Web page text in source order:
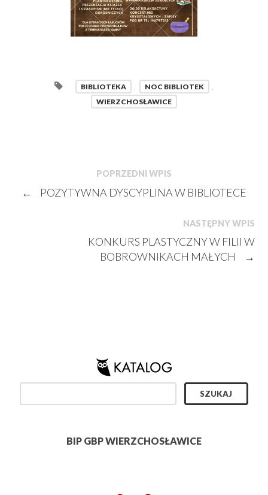
BIBLIOTEKA NOC BIBLIOTEK
WIERZCHOSŁAWICE
POPRZEDNI WPIS
← POZYTYWNA DYSCYPLINA W BIBLIOTECE
NASTĘPNY WPIS
KONKURS PLASTYCZNY W FILII W
BOBROWNIKACH MAŁYCH
→
BIP GBP WIERZCHOSŁAWICE